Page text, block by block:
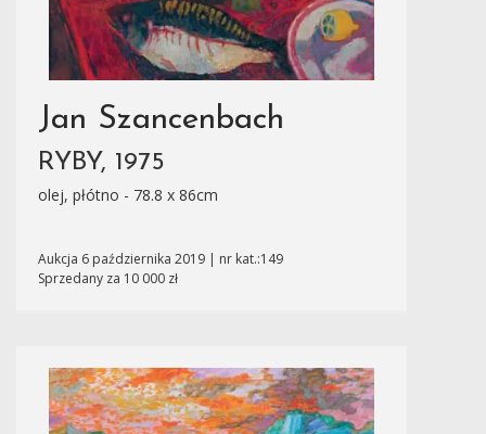
Jan Szancenbach
RYBY, 1975
olej, płótno - 78.8 x 86cm
Aukcja 6 października 2019 | nr kat.:149
Sprzedany za 10 000 zł